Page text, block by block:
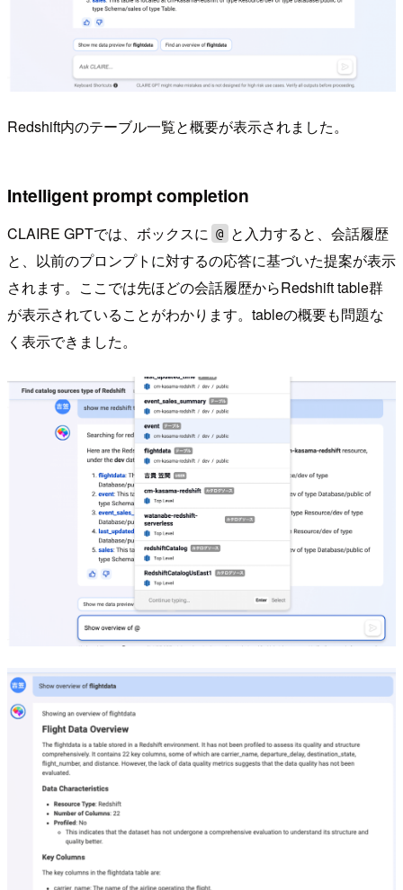
Redshift内のテーブル一覧と概要が表示されました。
Intelligent prompt completion
CLAIRE GPTでは、ボックスに @
と入力すると、会話履歴
と、以前のプロンプトに対するの応答に基づいた提案が表示
されます。ここでは先ほどの会話履歴からRedshift table群
が表示されていることがわかります。tableの概要も問題な
く表示できました。